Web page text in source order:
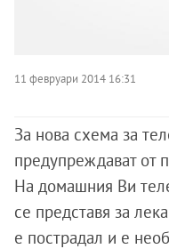
11 февруари 2014 16:31
За нова схема за
предупреждават от
На домашния Ви
се представя за
е пострадал и е